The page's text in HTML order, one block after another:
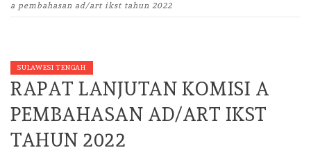
a pembahasan ad/art ikst tahun 2022
SULAWESI TENGAH
RAPAT LANJUTAN KOMISI A
PEMBAHASAN AD/ART IKST
TAHUN 2022